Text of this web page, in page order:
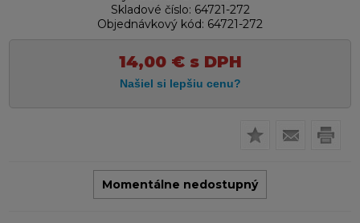
Skladové číslo: 64721-272
Objednávkový kód: 64721-272
14,00 €s DPH
Momentálne nedostupný